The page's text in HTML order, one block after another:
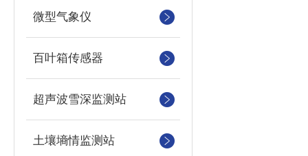
微型气象仪
百叶箱传感器
超声波雪深监测站
土壤墒情监测站